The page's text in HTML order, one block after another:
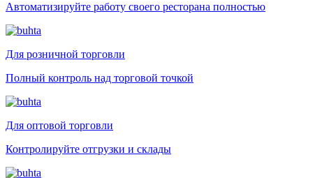
Автоматизируйте работу своего ресторана полностью
Для розничной торговли
Полный контроль над торговой точкой
Для оптовой торговли
Контролируйте отгрузки и склады